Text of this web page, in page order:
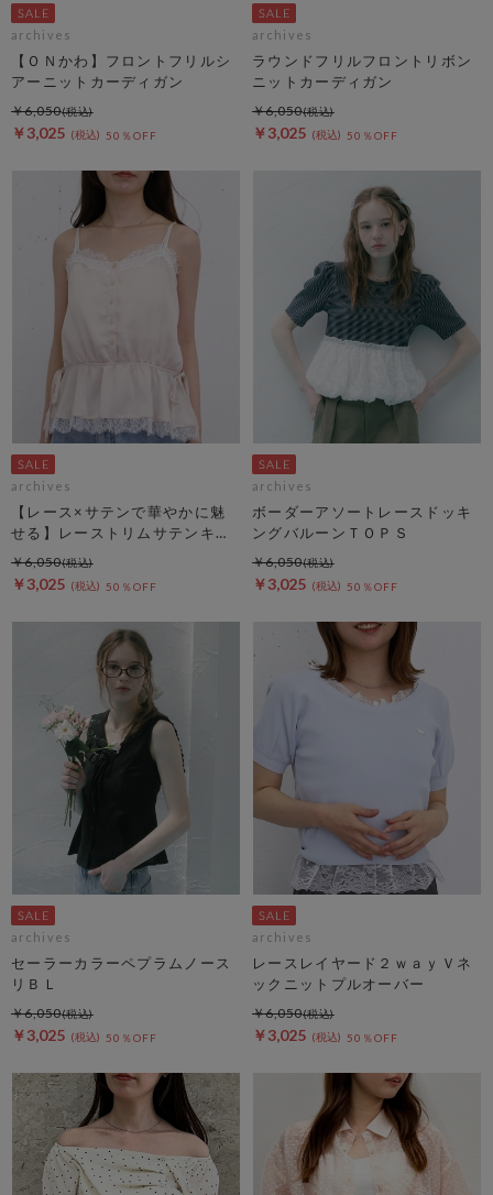
archives
【ＯＮかわ】フロントフリルシ
アーニットカーディガン
￥3,025 50％OFF
￥6,050
archives
ラウンドフリルフロントリボン
ニットカーディガン
￥3,025 50％OFF
￥6,050
archives
【レース×サテンで華やかに魅
せる】レーストリムサテンキャ
ミソール
￥3,025 50％OFF
￥6,050
archives
ボーダーアソートレースドッキ
ングバルーンＴＯＰＳ
￥3,025 50％OFF
￥6,050
archives
セーラーカラーペプラムノース
リＢＬ
￥3,025 50％OFF
￥6,050
archives
レースレイヤード２ｗａｙＶネ
ックニットプルオーバー
￥3,025 50％OFF
￥6,050